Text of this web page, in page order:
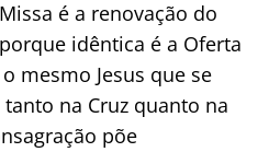
é a renovação do
idêntica é a Oferta
mesmo Jesus que se
na Cruz quanto na
põe